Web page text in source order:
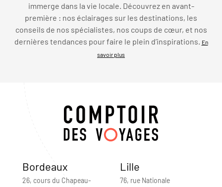
immerge dans la vie locale. Découvrez en avant-
première : nos éclairages sur les destinations, les
conseils de nos spécialistes, nos coups de cœur, et nos
dernières tendances pour faire le plein d’inspirations.
En
savoir plus
Bordeaux
26, cours du Chapeau-
Lille
76, rue Nationale